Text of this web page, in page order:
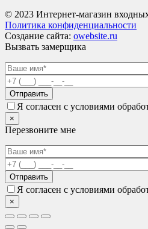
© 2023 Интернет-магазин
Политика конфиденциальности
Создание сайта: owebsite.ru
Вызвать замерщика
Я согласен с условиями
×
Перезвоните мне
Я согласен с условиями
×